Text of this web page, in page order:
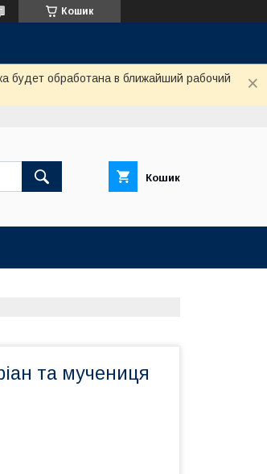
Кошик
будет обработана в ближайший рабочий
Кошик
та мучениця